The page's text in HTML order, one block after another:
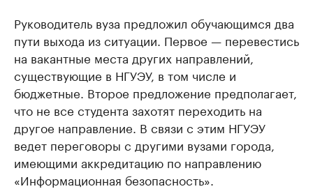
Руководитель вуза предложил обучающимся два
пути выхода из ситуации. Первое — перевестись
на вакантные места других направлений,
существующие в НГУЭУ, в том числе и
бюджетные. Второе предложение предполагает,
что не все студента захотят переходить на
другое направление. В связи с этим НГУЭУ
ведет переговоры с другими вузами города,
имеющими аккредитацию по направлению
«Информационная безопасность».